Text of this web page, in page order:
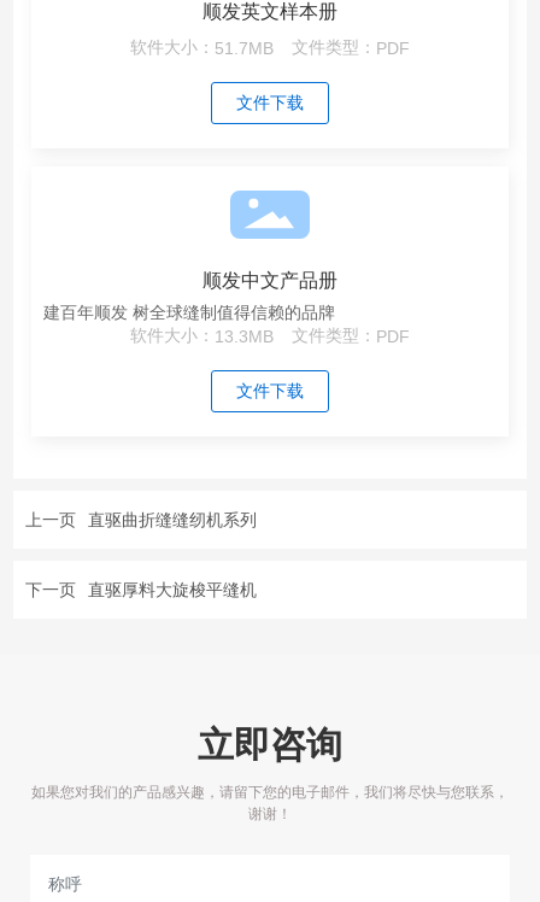
顺发英文样本册
软件大小： 51.7MB 文件类型： PDF
文件下载
顺发中文产品册
建百年顺发 树全球缝制值得信赖的品牌
软件大小： 13.3MB 文件类型： PDF
文件下载
上一页 直驱曲折缝缝纫机系列
下一页 直驱厚料大旋梭平缝机
立即咨询
如果您对我们的产品感兴趣，请留下您的电子邮件，我们将尽快与您联系，
谢谢！